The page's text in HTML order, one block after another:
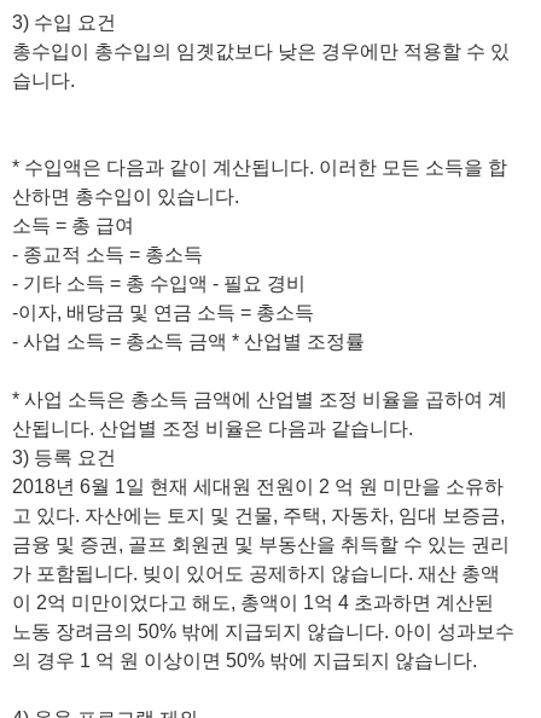
3) 수입 요건
총수입이 총수입의 임곗값보다 낮은 경우에만 적용할 수 있
습니다.
* 수입액은 다음과 같이 계산됩니다. 이러한 모든 소득을 합
산하면 총수입이 있습니다.
소득 = 총 급여
- 종교적 소득 = 총소득
- 기타 소득 = 총 수입액 - 필요 경비
-이자, 배당금 및 연금 소득 = 총소득
- 사업 소득 = 총소득 금액 * 산업별 조정률
* 사업 소득은 총소득 금액에 산업별 조정 비율을 곱하여 계
산됩니다. 산업별 조정 비율은 다음과 같습니다.
3) 등록 요건
2018년 6월 1일 현재 세대원 전원이 2 억 원 미만을 소유하
고 있다. 자산에는 토지 및 건물, 주택, 자동차, 임대 보증금,
금융 및 증권, 골프 회원권 및 부동산을 취득할 수 있는 권리
가 포함됩니다. 빚이 있어도 공제하지 않습니다. 재산 총액
이 2억 미만이었다고 해도, 총액이 1억 4 초과하면 계산된
노동 장려금의 50% 밖에 지급되지 않습니다. 아이 성과보수
의 경우 1 억 원 이상이면 50% 밖에 지급되지 않습니다.